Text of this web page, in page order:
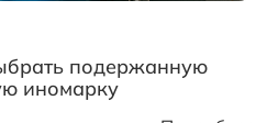
подержанную
иномарку